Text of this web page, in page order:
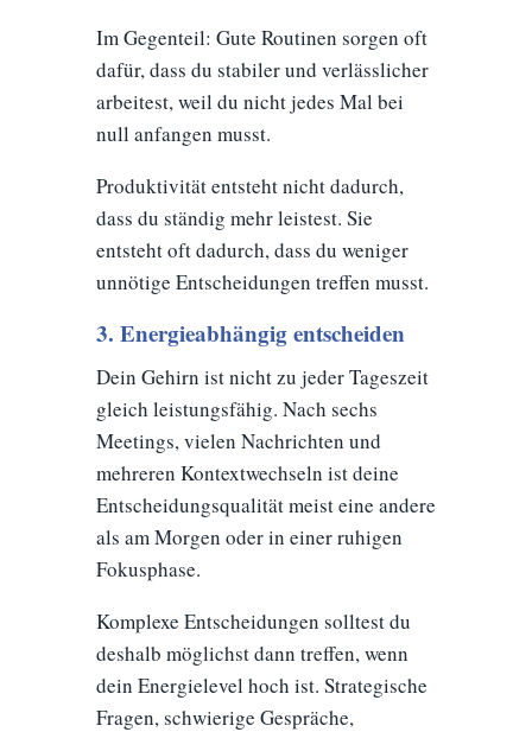
Im Gegenteil: Gute Routinen sorgen oft
dafür, dass du stabiler und verlässlicher
arbeitest, weil du nicht jedes Mal bei
null anfangen musst.
Produktivität entsteht nicht dadurch,
dass du ständig mehr leistest. Sie
entsteht oft dadurch, dass du weniger
unnötige Entscheidungen treffen musst.
3. Energieabhängig entscheiden
Dein Gehirn ist nicht zu jeder Tageszeit
gleich leistungsfähig. Nach sechs
Meetings, vielen Nachrichten und
mehreren Kontextwechseln ist deine
Entscheidungsqualität meist eine andere
als am Morgen oder in einer ruhigen
Fokusphase.
Komplexe Entscheidungen solltest du
deshalb möglichst dann treffen, wenn
dein Energielevel hoch ist. Strategische
Fragen, schwierige Gespräche,